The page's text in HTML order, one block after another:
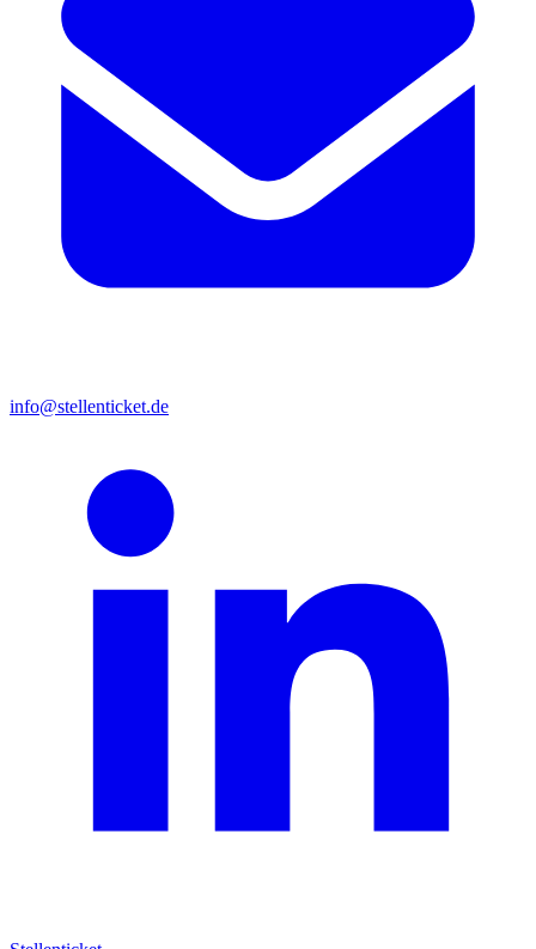
info@stellenticket.de